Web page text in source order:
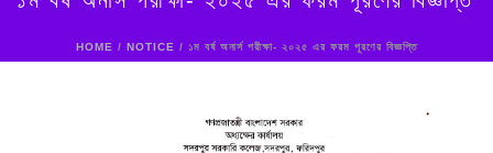
HOME / NOTICE / ১ম বর্ষ অনার্স পরীক্ষা- ২০২৫ এর ফরম পূরণের বিজ্ঞপ্তি